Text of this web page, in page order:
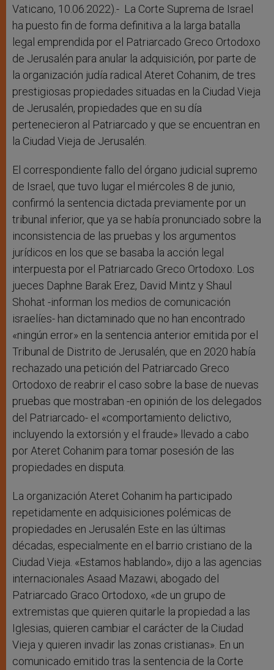
Vaticano, 10.06.2022).- La Corte Suprema de Israel
ha puesto fin de forma definitiva a la larga batalla
legal emprendida por el Patriarcado Greco Ortodoxo
de Jerusalén para anular la adquisición, por parte de
la organización judía radical Ateret Cohanim, de tres
prestigiosas propiedades situadas en la Ciudad Vieja
de Jerusalén, propiedades que en su día
pertenecieron al Patriarcado y que se encuentran en
la Ciudad Vieja de Jerusalén.
El correspondiente fallo del órgano judicial supremo
de Israel, que tuvo lugar el miércoles 8 de junio,
confirmó la sentencia dictada previamente por un
tribunal inferior, que ya se había pronunciado sobre la
inconsistencia de las pruebas y los argumentos
jurídicos en los que se basaba la acción legal
interpuesta por el Patriarcado Greco Ortodoxo. Los
jueces Daphne Barak Erez, David Mintz y Shaul
Shohat -informan los medios de comunicación
israelíes- han dictaminado que no han encontrado
«ningún error» en la sentencia anterior emitida por el
Tribunal de Distrito de Jerusalén, que en 2020 había
rechazado una petición del Patriarcado Greco
Ortodoxo de reabrir el caso sobre la base de nuevas
pruebas que mostraban -en opinión de los delegados
del Patriarcado- el «comportamiento delictivo,
incluyendo la extorsión y el fraude» llevado a cabo
por Ateret Cohanim para tomar posesión de las
propiedades en disputa.
La organización Ateret Cohanim ha participado
repetidamente en adquisiciones polémicas de
propiedades en Jerusalén Este en las últimas
décadas, especialmente en el barrio cristiano de la
Ciudad Vieja. «Estamos hablando», dijo a las agencias
internacionales Asaad Mazawi, abogado del
Patriarcado Graco Ortodoxo, «de un grupo de
extremistas que quieren quitarle la propiedad a las
Iglesias, quieren cambiar el carácter de la Ciudad
Vieja y quieren invadir las zonas cristianas». En un
comunicado emitido tras la sentencia de la Corte